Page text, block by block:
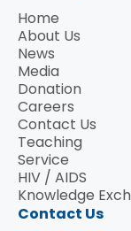
Home
About Us
News
Media
Donation
Careers
Contact Us
Teaching
Service
HIV / AIDS
Knowledge
Contact Us